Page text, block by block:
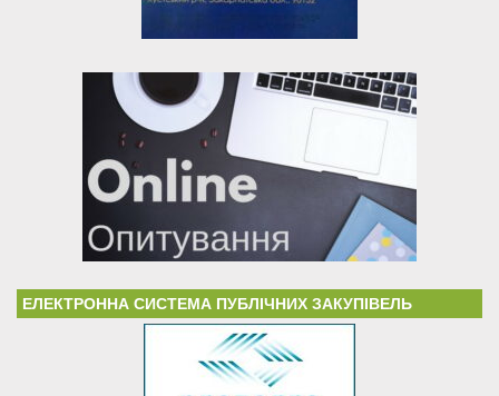
ЕЛЕКТРОННА СИСТЕМА ПУБЛІЧНИХ ЗАКУПІВЕЛЬ